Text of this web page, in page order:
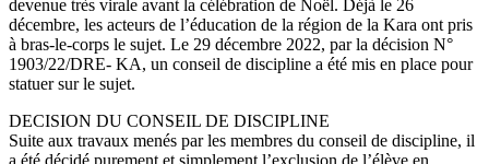
devenue très virale avant la célébration de Noël. Déjà le 26
décembre, les acteurs de l’éducation de la région de la Kara ont pris
à bras-le-corps le sujet. Le 29 décembre 2022, par la décision N°
1903/22/DRE- KA, un conseil de discipline a été mis en place pour
statuer sur le sujet.
DECISION DU CONSEIL DE DISCIPLINE
Suite aux travaux menés par les membres du conseil de discipline, il
a été décidé purement et simplement l’exclusion de l’élève en